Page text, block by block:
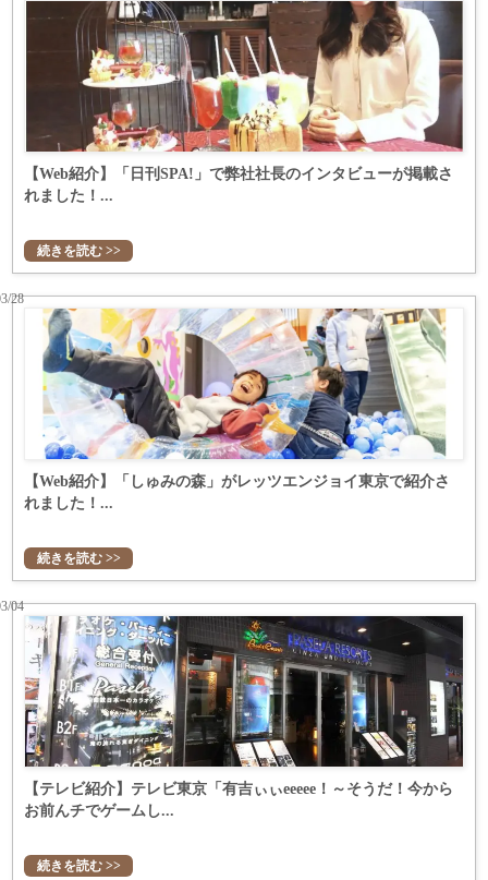
【Web紹介】「日刊SPA!」で弊社社長のインタビューが掲載さ
れました！...
続きを読む >>
【Web紹介】「しゅみの森」がレッツエンジョイ東京で紹介さ
れました！...
28
続きを読む >>
【テレビ紹介】テレビ東京「有吉ぃぃeeeee！～そうだ！今から
お前んチでゲームし...
04
続きを読む >>